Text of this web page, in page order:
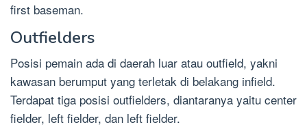
first baseman.
Outfielders
Posisi pemain ada di daerah luar atau outfield, yakni
kawasan berumput yang terletak di belakang infield.
Terdapat tiga posisi outfielders, diantaranya yaitu center
fielder, left fielder, dan left fielder.